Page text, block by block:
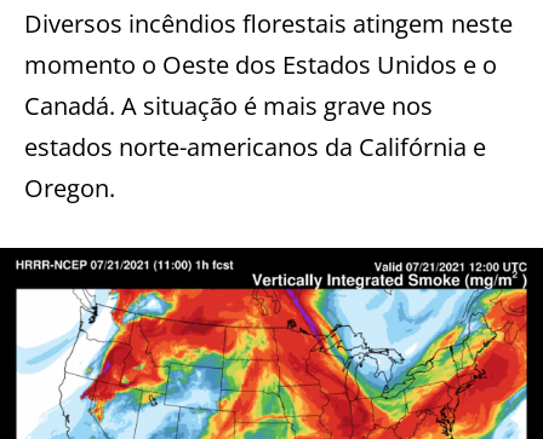
Diversos incêndios florestais atingem neste
momento o Oeste dos Estados Unidos e o
Canadá. A situação é mais grave nos
estados norte-americanos da Califórnia e
Oregon.